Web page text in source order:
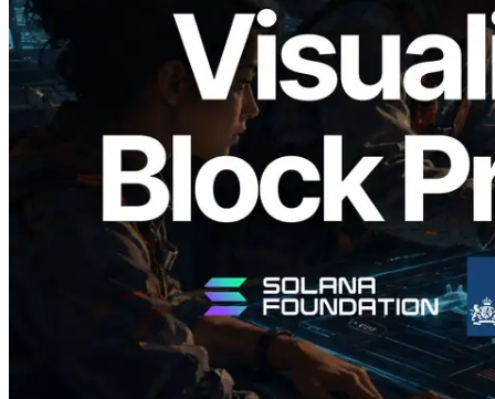
Validators Solutions veröffentlicht Solana
Block Analyzer – Visualisierung der
Blockproduktionszeit pro Slot und der
zugewiesenen Validatoren